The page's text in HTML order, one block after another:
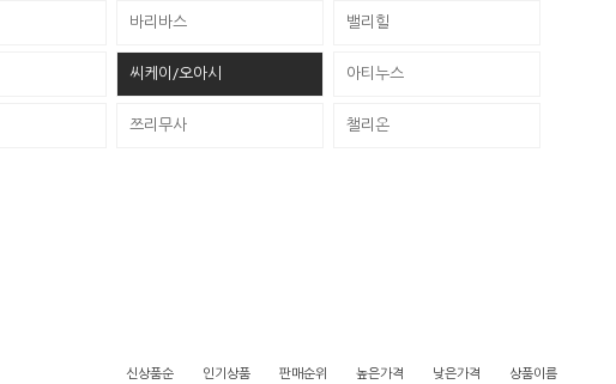
바리바스 밸리힐
씨케이/오아시 아티누스
쯔리무사 챌리온
신상품순 인기상품 판매순위 높은가격 낮은가격 상품이름